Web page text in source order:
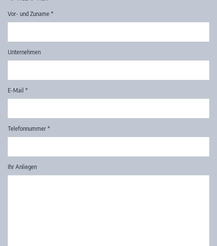
Vor- und Zuname *
Unternehmen
E-Mail *
Telefonnummer *
Ihr Anliegen